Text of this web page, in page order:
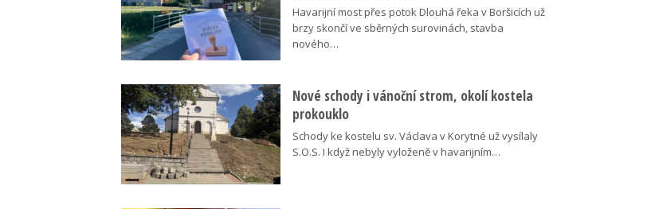
Havarijní most přes potok Dlouhá řeka v Boršicích už
brzy skončí ve sběrných surovinách, stavba
nového…
Nové schody i vánoční strom, okolí kostela
prokouklo
Schody ke kostelu sv. Václava v Korytné už vysílaly
S.O.S. I když nebyly vyloženě v havarijním…